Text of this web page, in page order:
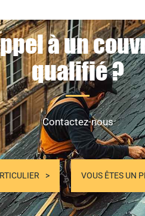
à un
qualifié ?
Contactez-nous
VOUS ÊTES UN